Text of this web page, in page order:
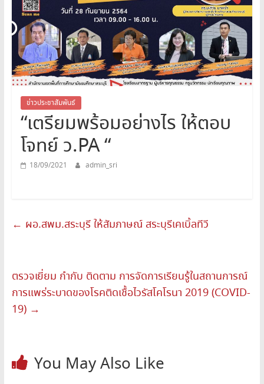
มัธยมศึกษา
สระบุรี
สพม.สระบุรี,สพม.สบ,สำนักงาน
เขต
พื้นที่
การ
ศึกษา
มัธยมศึกษา
สระบุรี
ข่าวประชาสัมพันธ์
“เตรียมพร้อมอย่างไร ให้ตอบ
โจทย์ ว.PA “
18/09/2021 admin_sri
← ผอ.สพม.สระบุรี ให้สัมภาษณ์ สระบุรีเคเบิ้ลทีวี
ตรวจเยี่ยม กำกับ ติดตาม การจัดการเรียนรู้ในสถานการณ์
การแพร่ระบาดของโรคติดเชื้อไวรัสโคโรนา 2019 (COVID-
19) →
You May Also Like